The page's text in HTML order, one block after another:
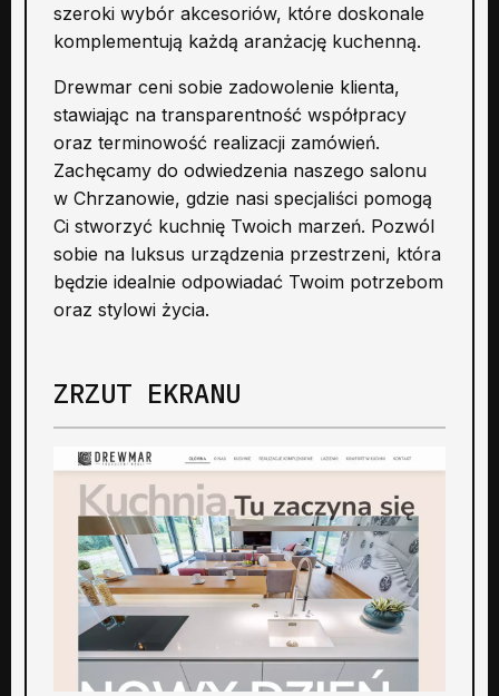
szeroki wybór akcesoriów, które doskonale
komplementują każdą aranżację kuchenną.
Drewmar ceni sobie zadowolenie klienta,
stawiając na transparentność współpracy
oraz terminowość realizacji zamówień.
Zachęcamy do odwiedzenia naszego salonu
w Chrzanowie, gdzie nasi specjaliści pomogą
Ci stworzyć kuchnię Twoich marzeń. Pozwól
sobie na luksus urządzenia przestrzeni, która
będzie idealnie odpowiadać Twoim potrzebom
oraz stylowi życia.
ZRZUT EKRANU